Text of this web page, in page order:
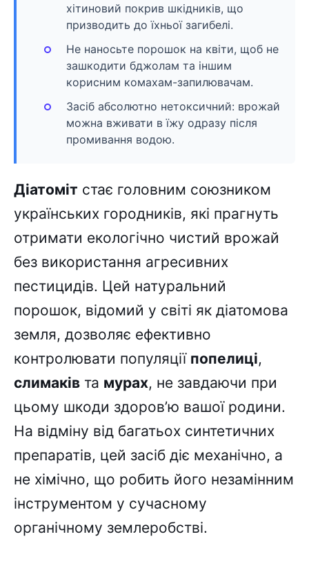
хітиновий покрив шкідників, що
призводить до їхньої загибелі.
Не наносьте порошок на квіти, щоб не
зашкодити бджолам та іншим
корисним комахам-запилювачам.
Засіб абсолютно нетоксичний: врожай
можна вживати в їжу одразу після
промивання водою.
Діатоміт стає головним союзником
українських городників, які прагнуть
отримати екологічно чистий врожай
без використання агресивних
пестицидів. Цей натуральний
порошок, відомий у світі як діатомова
земля, дозволяє ефективно
контролювати популяції попелиці,
слимаків та мурах, не завдаючи при
цьому шкоди здоров’ю вашої родини.
На відміну від багатьох синтетичних
препаратів, цей засіб діє механічно, а
не хімічно, що робить його незамінним
інструментом у сучасному
органічному землеробстві.